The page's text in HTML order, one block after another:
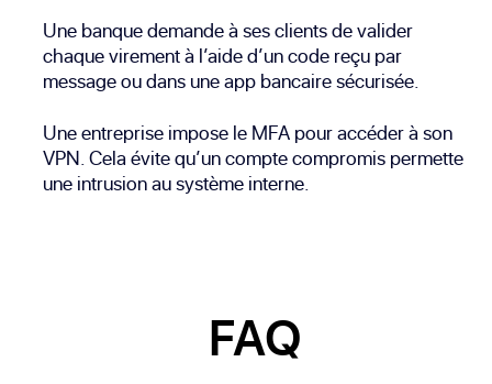
Une banque demande à ses clients de valider
chaque virement à l’aide d’un code reçu par
message ou dans une app bancaire sécurisée.
Une entreprise impose le MFA pour accéder à son
VPN. Cela évite qu’un compte compromis permette
une intrusion au système interne.
FAQ